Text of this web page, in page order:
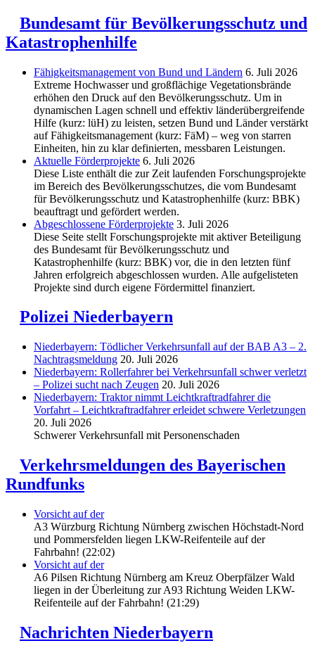
Bundesamt für Bevölkerungsschutz und
Katastrophenhilfe
Fähigkeitsmanagement von Bund und Ländern 6. Juli 2026
Extreme Hochwasser und großflächige Vegetationsbrände
erhöhen den Druck auf den Bevölkerungsschutz. Um in
dynamischen Lagen schnell und effektiv länderübergreifende
Hilfe (kurz: lüH) zu leisten, setzen Bund und Länder verstärkt
auf Fähigkeitsmanagement (kurz: FäM) – weg von starren
Einheiten, hin zu klar definierten, messbaren Leistungen.
Aktuelle Förderprojekte 6. Juli 2026
Diese Liste enthält die zur Zeit laufenden Forschungsprojekte
im Bereich des Be­völkerungs­schutzes, die vom Bundesamt
für Bevölkerungsschutz und Katastrophenhilfe (kurz: BBK)
beauftragt und gefördert werden.
Abgeschlos­sene Förderprojekte 3. Juli 2026
Diese Seite stellt Forschungsprojekte mit aktiver Beteiligung
des Bundesamt für Bevölkerungsschutz und
Katastrophenhilfe (kurz: BBK) vor, die in den letzten fünf
Jahren erfolgreich abgeschlossen wurden. Alle aufgelisteten
Projekte sind durch eigene Fördermittel finanziert.
Polizei Niederbayern
Niederbayern: Tödlicher Verkehrsunfall auf der BAB A3 – 2.
Nachtragsmeldung 20. Juli 2026
Niederbayern: Rollerfahrer bei Verkehrsunfall schwer verletzt
– Polizei sucht nach Zeugen 20. Juli 2026
Niederbayern: Traktor nimmt Leichtkraftradfahrer die
Vorfahrt – Leichtkraftradfahrer erleidet schwere Verletzungen
20. Juli 2026
Schwerer Verkehrsunfall mit Personenschaden
Verkehrsmeldungen des Bayerischen
Rundfunks
Vorsicht auf der
A3 Würzburg Richtung Nürnberg zwischen Höchstadt-Nord
und Pommersfelden liegen LKW-Reifenteile auf der
Fahrbahn! (22:02)
Vorsicht auf der
A6 Pilsen Richtung Nürnberg am Kreuz Oberpfälzer Wald
liegen in der Überleitung zur A93 Richtung Weiden LKW-
Reifenteile auf der Fahrbahn! (21:29)
Nachrichten Niederbayern